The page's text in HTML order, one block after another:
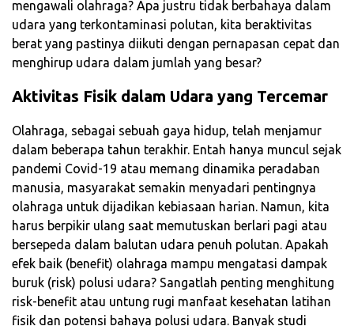
mengawali olahraga? Apa justru tidak berbahaya dalam
udara yang terkontaminasi polutan, kita beraktivitas
berat yang pastinya diikuti dengan pernapasan cepat dan
menghirup udara dalam jumlah yang besar?
Aktivitas Fisik dalam Udara yang Tercemar
Olahraga, sebagai sebuah gaya hidup, telah menjamur
dalam beberapa tahun terakhir. Entah hanya muncul sejak
pandemi Covid-19 atau memang dinamika peradaban
manusia, masyarakat semakin menyadari pentingnya
olahraga untuk dijadikan kebiasaan harian. Namun, kita
harus berpikir ulang saat memutuskan berlari pagi atau
bersepeda dalam balutan udara penuh polutan. Apakah
efek baik (benefit) olahraga mampu mengatasi dampak
buruk (risk) polusi udara? Sangatlah penting menghitung
risk-benefit atau untung rugi manfaat kesehatan latihan
fisik dan potensi bahaya polusi udara. Banyak studi